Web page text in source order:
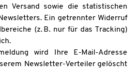
Versand sowie die statistischen
Ein getrennter Widerruf
(z. B. nur für das Tracking)
wird Ihre E-Mail-Adresse
Newsletter-Verteiler gelöscht